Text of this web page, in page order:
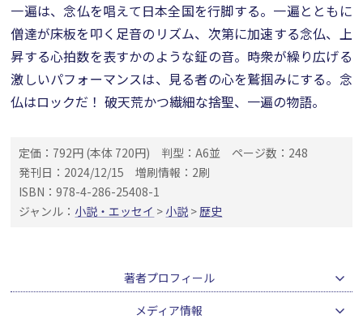
一遍は、念仏を唱えて日本全国を行脚する。一遍とともに
僧達が床板を叩く足音のリズム、次第に加速する念仏、上
昇する心拍数を表すかのような鉦の音。時衆が繰り広げる
激しいパフォーマンスは、見る者の心を鷲掴みにする。念
仏はロックだ！ 破天荒かつ繊細な捨聖、一遍の物語。
定価：792円 (本体 720円) 判型：A6並
ページ数：248
発刊日：2024/12/15
増刷情報：2刷
ISBN：978-4-286-25408-1
ジャンル： 小説・エッセイ > 小説 >歴史
著者プロフィール
メディア情報